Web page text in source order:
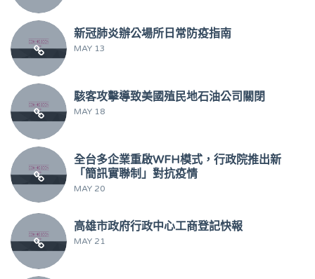
新冠肺炎辦公場所日常防疫指南
MAY 13
駭客攻擊導致美國殖民地石油公司關閉
MAY 18
全台多企業重啟WFH模式，行政院推出新
「簡訊實聯制」對抗疫情
MAY 20
高雄市政府行政中心工商登記快報
MAY 21